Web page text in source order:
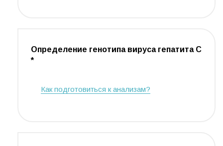
Определение генотипа вируса гепатита С
*
Как подготовиться к анализам?